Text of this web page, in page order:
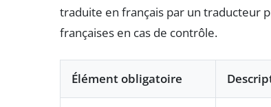
traduite en français par un traducteur
françaises en cas de contrôle.
Élément obligatoire